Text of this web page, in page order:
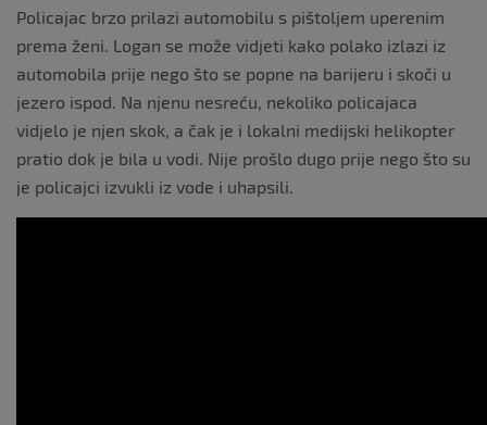
Policajac brzo prilazi automobilu s pištoljem uperenim
prema ženi. Logan se može vidjeti kako polako izlazi iz
automobila prije nego što se popne na barijeru i skoči u
jezero ispod. Na njenu nesreću, nekoliko policajaca
vidjelo je njen skok, a čak je i lokalni medijski helikopter
pratio dok je bila u vodi. Nije prošlo dugo prije nego što su
je policajci izvukli iz vode i uhapsili.